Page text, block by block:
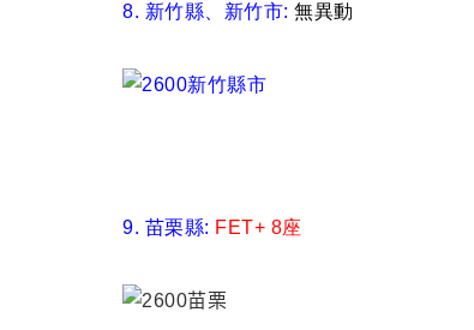
8. 新竹縣 、新竹市: 無異動
9. 苗栗縣: FET+ 8座